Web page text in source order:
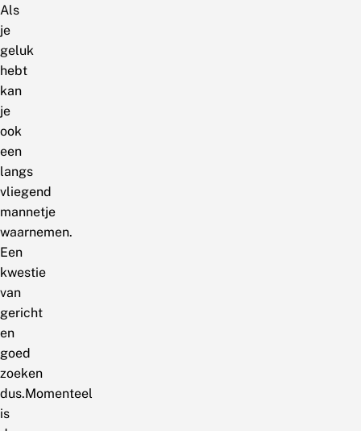
Als
je
geluk
hebt
kan
je
ook
een
langs
vliegend
mannetje
waarnemen.
Een
kwestie
van
gericht
en
goed
zoeken
dus.Momenteel
is